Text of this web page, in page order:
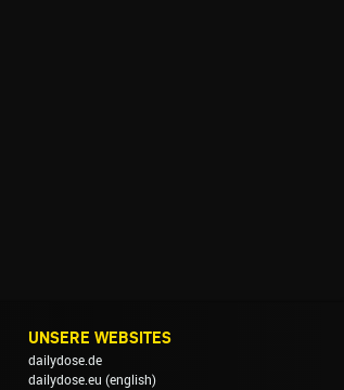
UNSERE WEBSITES
dailydose.de
dailydose.eu (english)